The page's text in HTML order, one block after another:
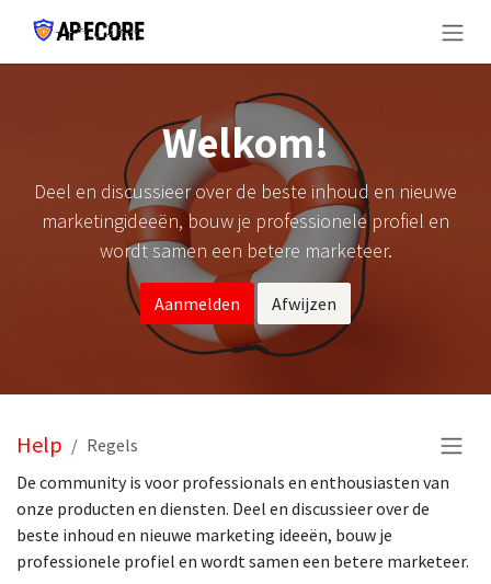
Welkom!
Deel en discussieer over de beste inhoud en nieuwe
marketingideeën, bouw je professionele profiel en
wordt samen een betere marketeer.
Aanmelden Afwijzen
Help
Regels
De community is voor professionals en enthousiasten van
onze producten en diensten. Deel en discussieer over de
beste inhoud en nieuwe marketing ideeën, bouw je
professionele profiel en wordt samen een betere marketeer.